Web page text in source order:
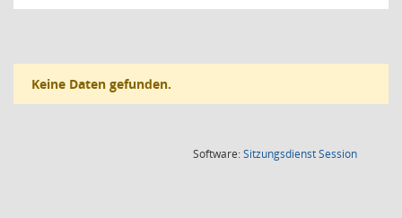
Keine Daten gefunden.
Software:SitzungsdienstSession(Wird in